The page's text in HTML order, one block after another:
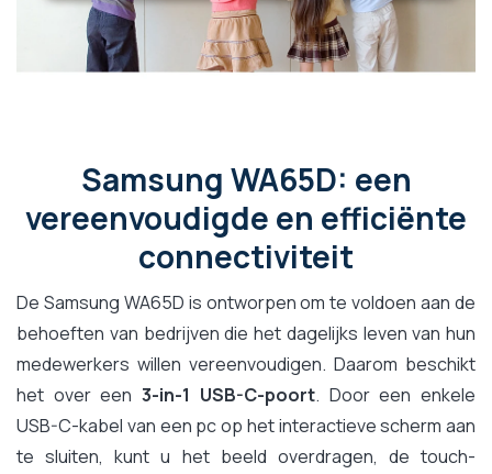
Samsung WA65D: een
vereenvoudigde en efficiënte
connectiviteit
De Samsung WA65D is ontworpen om te voldoen aan de
behoeften van bedrijven die het dagelijks leven van hun
medewerkers willen vereenvoudigen. Daarom beschikt
het over een3-in-1 USB-C-poort. Door een enkele
USB-C-kabel van een pc op het interactieve scherm aan
te sluiten, kunt u het beeld overdragen, de touch-